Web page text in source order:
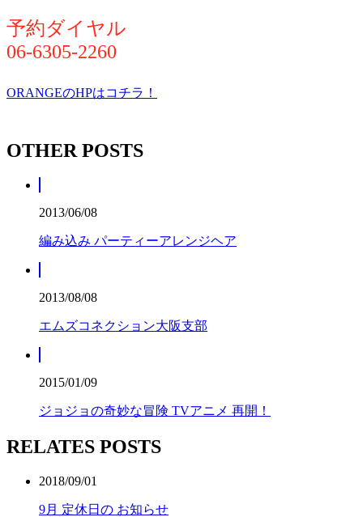
予約ダイヤル
06-6305-2260
ORANGEのHPはコチラ！
OTHER POSTS
2013/06/08
編み込み パーティーアレンジヘア
2013/08/08
エムズコネクション大阪支部
2015/01/09
ジョジョの奇妙な冒険 TVアニメ 再開！
RELATES POSTS
2018/09/01
9月 定休日の お知らせ